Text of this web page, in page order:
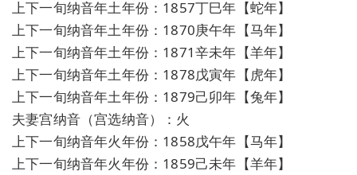
上下一旬纳音年土年份：1857丁巳年【蛇年】
上下一旬纳音年土年份：1870庚午年【马年】
上下一旬纳音年土年份：1871辛未年【羊年】
上下一旬纳音年土年份：1878戊寅年【虎年】
上下一旬纳音年土年份：1879己卯年【兔年】
夫妻宫纳音（宫选纳音）：火
上下一旬纳音年火年份：1858戊午年【马年】
上下一旬纳音年火年份：1859己未年【羊年】